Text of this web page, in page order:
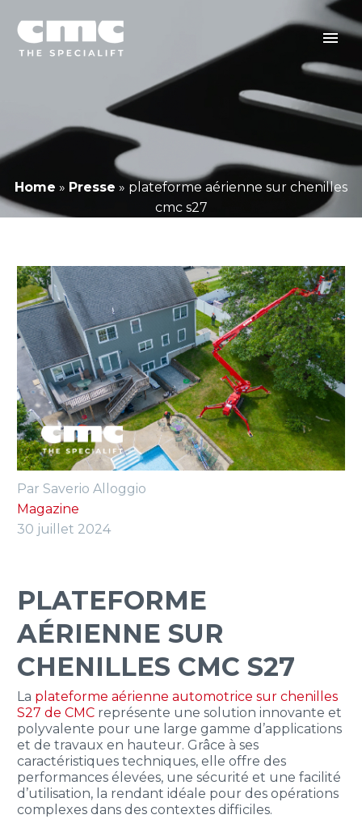
FRANÇAIS
Home » Presse » plateforme aérienne sur chenilles
cmc s27
Par Saverio Alloggio
Magazine
30 juillet 2024
PLATEFORME
AÉRIENNE SUR
CHENILLES CMC S27
La plateforme aérienne automotrice sur chenilles
S27 de CMC représente une solution innovante et
polyvalente pour une large gamme d’applications
et de travaux en hauteur. Grâce à ses
caractéristiques techniques, elle offre des
performances élevées, une sécurité et une facilité
d’utilisation, la rendant idéale pour des opérations
complexes dans des contextes difficiles.